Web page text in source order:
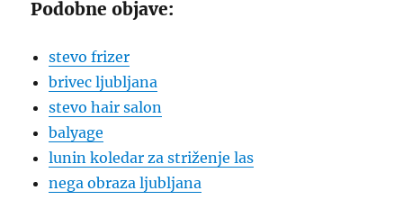
Podobne objave:
stevo frizer
brivec ljubljana
stevo hair salon
balyage
lunin koledar za striženje las
nega obraza ljubljana